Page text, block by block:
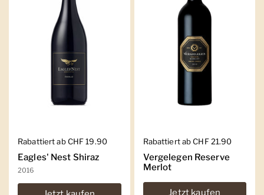
Regulärer Preis
Rabattiert ab CHF 19.90
Eagles' Nest Shiraz
2016
Regulärer Preis
Rabattiert ab CHF 21.90
Vergelegen Reserve
Merlot
Jetzt kaufen